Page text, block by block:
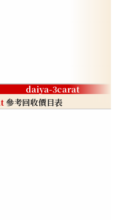
daiya-3carat
參考回收價目表